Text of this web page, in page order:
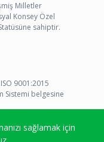
sağlamak için
Milletler
Konsey Özel
sahiptir.
9001:2015
Sistemi belgesine